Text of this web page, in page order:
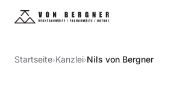
Startseite›Kanzlei›Nils von Bergner